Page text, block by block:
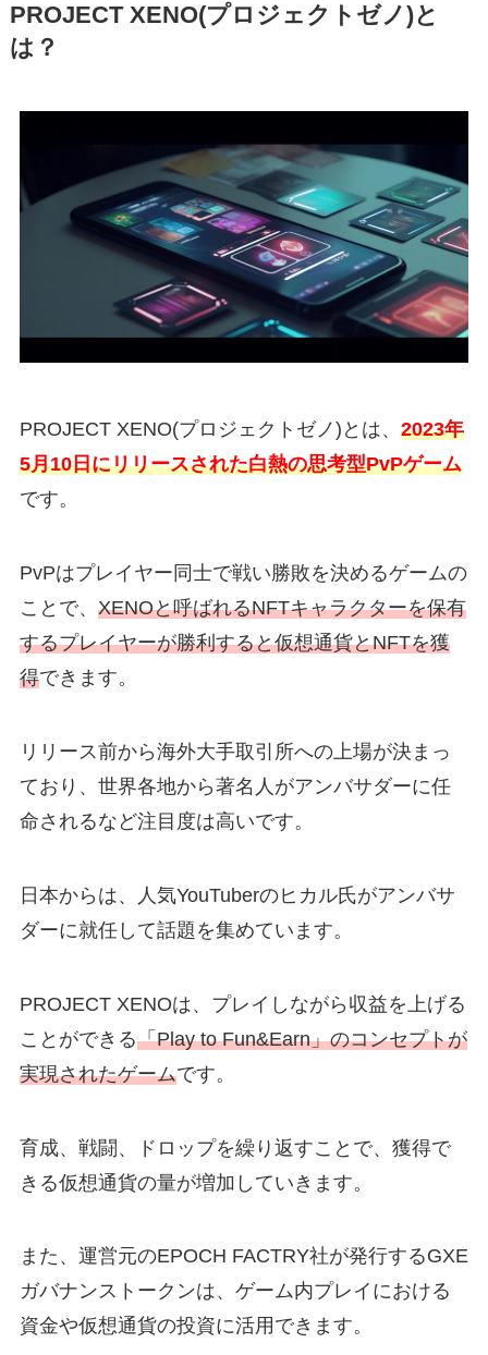
PROJECT XENO(プロジェクトゼノ)と
は？
PROJECT XENO(プロジェクトゼノ)とは、 2023年
5月10日にリリースされた白熱の思考型PvPゲーム
です。
PvPはプレイヤー同士で戦い勝敗を決めるゲームの
ことで、 XENOと呼ばれるNFTキャラクターを保有
するプレイヤーが勝利すると仮想通貨とNFTを獲
得できます。
リリース前から海外大手取引所への上場が決まっ
ており、世界各地から著名人がアンバサダーに任
命されるなど注目度は高いです。
日本からは、人気YouTuberのヒカル氏がアンバサ
ダーに就任して話題を集めています。
PROJECT XENOは、プレイしながら収益を上げる
ことができる「Play to Fun&Earn」のコンセプトが
実現されたゲームです。
育成、戦闘、ドロップを繰り返すことで、獲得で
きる仮想通貨の量が増加していきます。
また、運営元のEPOCH FACTRY社が発行するGXE
ガバナンストークンは、ゲーム内プレイにおける
資金や仮想通貨の投資に活用できます。